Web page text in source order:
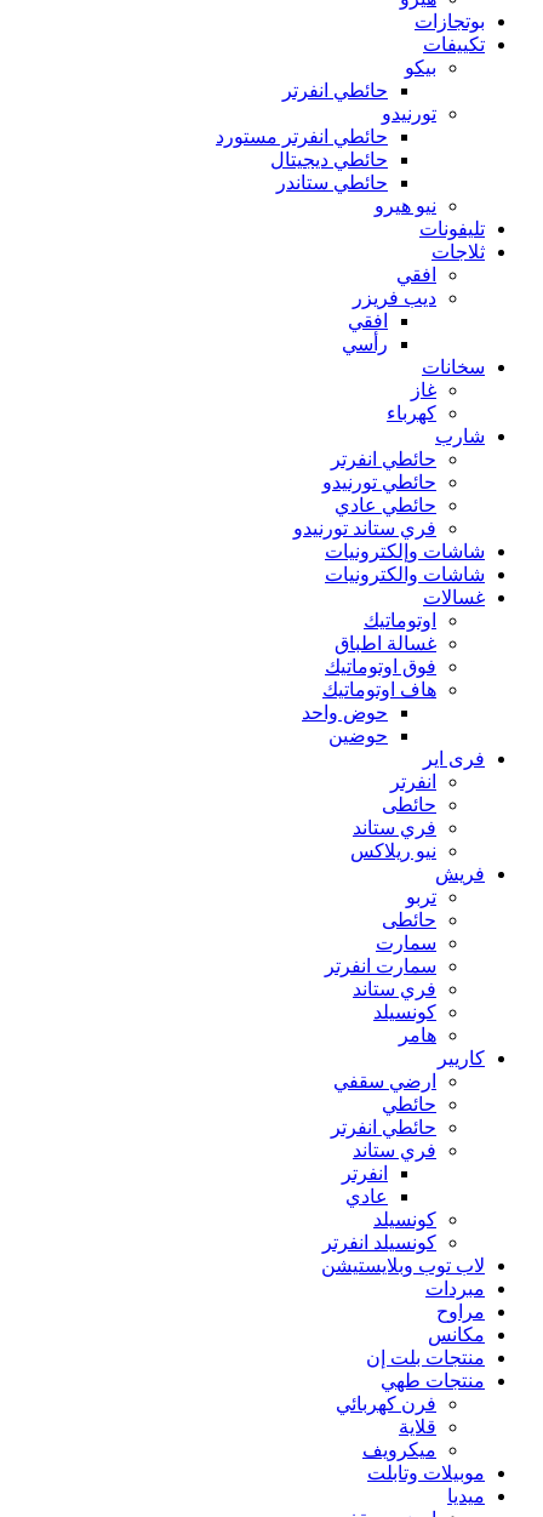
بوتجازات
تكييفات
بيكو
حائطي انفرتر
تورنيدو
حائطي انفرتر مستورد
حائطي ديجيتال
حائطي ستاندر
نيو هيرو
تليفونات
ثلاجات
افقي
ديب فريزر
افقي
رأسي
سخانات
غاز
كهرباء
شارب
حائطي انفرتر
حائطي تورنيدو
حائطي عادي
فري ستاند تورنيدو
شاشات وإلكترونيات
شاشات والكترونيات
غسالات
اوتوماتيك
غسالة اطباق
فوق اوتوماتيك
هاف اوتوماتيك
حوض واحد
حوضين
فرى اير
انفرتر
حائطى
فري ستاند
نيو ريلاكس
فريش
تربو
حائطى
سمارت
سمارت انفرتر
فري ستاند
كونسيلد
هامر
كاريير
ارضي سقفي
حائطي
حائطي انفرتر
فري ستاند
انفرتر
عادي
كونسيلد
كونسيلد انفرتر
لاب توب وبلايستيشن
مبردات
مراوح
مكانس
منتجات بلت إن
منتجات طهي
فرن كهربائي
قلاية
ميكرويف
موبيلات وتابلت
ميديا